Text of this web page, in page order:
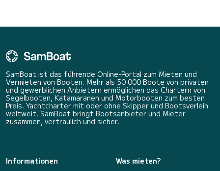
SamBoat ist das führende Online-Portal zum Mieten und
Vermieten von Booten. Mehr als 50 000 Boote von privaten
und gewerblichen Anbietern ermöglichen das Chartern von
Segelbooten, Katamaranen und Motorbooten zum besten
Preis. Yachtcharter mit oder ohne Skipper und Bootsverleih
weltweit. SamBoat bringt Bootsanbieter und Mieter
zusammen, vertraulich und sicher.
Informationen
Was mieten?